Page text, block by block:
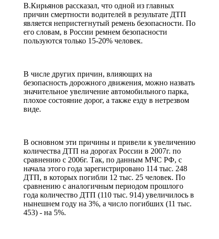
В.Кирьянов рассказал, что одной из главных
причин смертности водителей в результате ДТП
является непристегнутый ремень безопасности. По
его словам, в России ремнем безопасности
пользуются только 15-20% человек.
В числе других причин, влияющих на
безопасность дорожного движения, можно назвать
значительное увеличение автомобильного парка,
плохое состояние дорог, а также езду в нетрезвом
виде.
В основном эти причины и привели к увеличению
количества ДТП на дорогах России в 2007г. по
сравнению с 2006г. Так, по данным МЧС РФ, с
начала этого года зарегистрировано 114 тыс. 248
ДТП, в которых погибли 12 тыс. 25 человек. По
сравнению с аналогичным периодом прошлого
года количество ДТП (110 тыс. 914) увеличилось в
нынешнем году на 3%, а число погибших (11 тыс.
453) - на 5%.